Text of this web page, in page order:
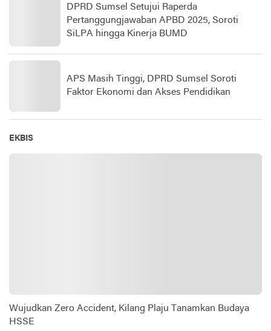
DPRD Sumsel Setujui Raperda
Pertanggungjawaban APBD 2025, Soroti
SiLPA hingga Kinerja BUMD
APS Masih Tinggi, DPRD Sumsel Soroti
Faktor Ekonomi dan Akses Pendidikan
EKBIS
Wujudkan Zero Accident, Kilang Plaju Tanamkan Budaya
HSSE